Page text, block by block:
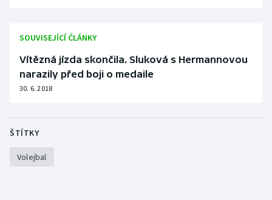
Sportovní střelba
Stolní tenis
SOUVISEJÍCÍ ČLÁNKY
Vítězná jízda skončila. Sluková s Hermannovou
narazily před boji o medaile
30. 6. 2018
ŠTÍTKY
Volejbal